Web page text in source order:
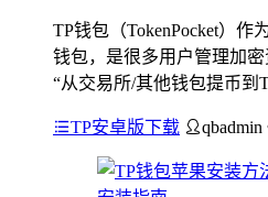
TP钱包（TokenPocket）
钱包，是很多用户管理加
“从交易所/其他钱包提币到
TP安卓版下载 qbadmin